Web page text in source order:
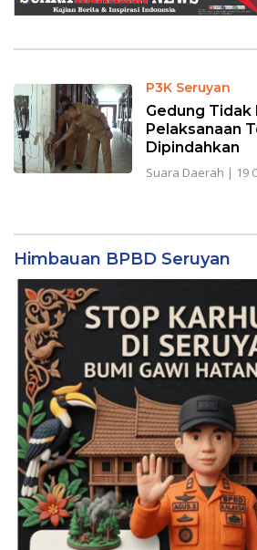
P3K Seruyan
Gedung Tidak
Pelaksanaan
Dipindahkan
Suara Daerah | 19
Himbauan BPBD Seruyan